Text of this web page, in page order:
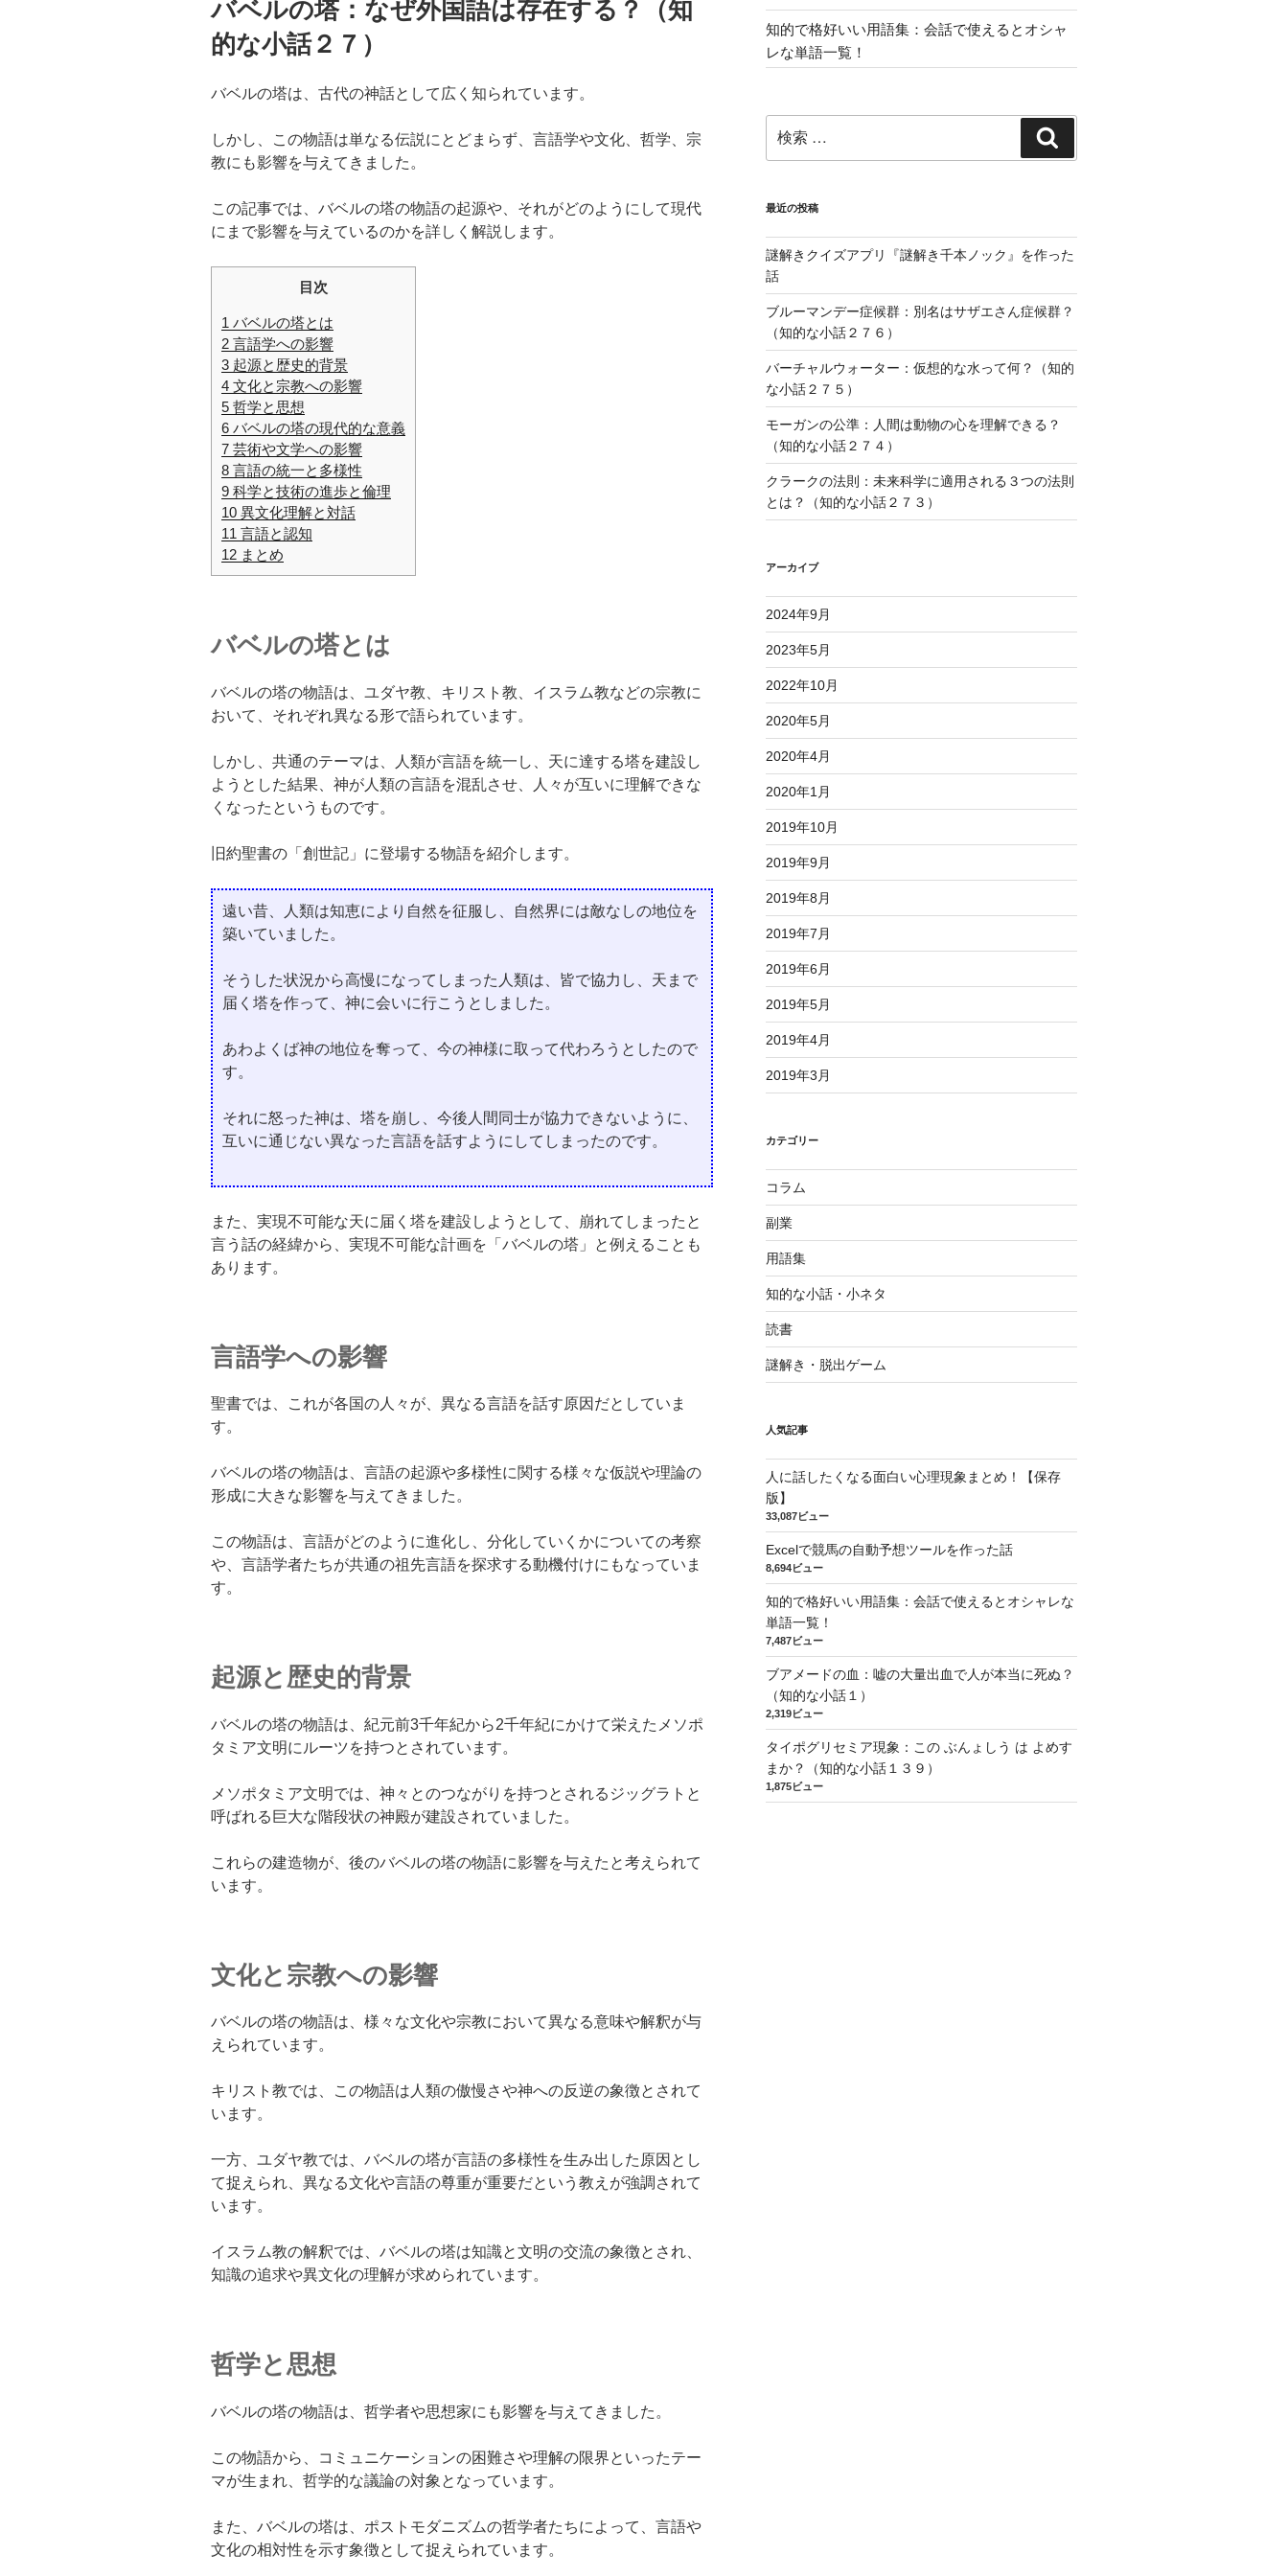
日:
バベルの塔：なぜ外国語は存在する？（知
的な小話２７）
バベルの塔は、古代の神話として広く知られています。
しかし、この物語は単なる伝説にとどまらず、言語学や文化、哲学、宗
教にも影響を与えてきました。
この記事では、バベルの塔の物語の起源や、それがどのようにして現代
にまで影響を与えているのかを詳しく解説します。
目次
1 バベルの塔とは
2 言語学への影響
3 起源と歴史的背景
4 文化と宗教への影響
5 哲学と思想
6 バベルの塔の現代的な意義
7 芸術や文学への影響
8 言語の統一と多様性
9 科学と技術の進歩と倫理
10 異文化理解と対話
11 言語と認知
12 まとめ
バベルの塔とは
バベルの塔の物語は、ユダヤ教、キリスト教、イスラム教などの宗教に
おいて、それぞれ異なる形で語られています。
しかし、共通のテーマは、人類が言語を統一し、天に達する塔を建設し
ようとした結果、神が人類の言語を混乱させ、人々が互いに理解できな
くなったというものです。
旧約聖書の「創世記」に登場する物語を紹介します。
遠い昔、人類は知恵により自然を征服し、自然界には敵なしの地位を
築いていました。
そうした状況から高慢になってしまった人類は、皆で協力し、天まで
届く塔を作って、神に会いに行こうとしました。
あわよくば神の地位を奪って、今の神様に取って代わろうとしたので
す。
それに怒った神は、塔を崩し、今後人間同士が協力できないように、
互いに通じない異なった言語を話すようにしてしまったのです。
また、実現不可能な天に届く塔を建設しようとして、崩れてしまったと
言う話の経緯から、実現不可能な計画を「バベルの塔」と例えることも
あります。
言語学への影響
聖書では、これが各国の人々が、異なる言語を話す原因だとしていま
す。
バベルの塔の物語は、言語の起源や多様性に関する様々な仮説や理論の
形成に大きな影響を与えてきました。
この物語は、言語がどのように進化し、分化していくかについての考察
や、言語学者たちが共通の祖先言語を探求する動機付けにもなっていま
す。
起源と歴史的背景
バベルの塔の物語は、紀元前3千年紀から2千年紀にかけて栄えたメソポ
タミア文明にルーツを持つとされています。
メソポタミア文明では、神々とのつながりを持つとされるジッグラトと
呼ばれる巨大な階段状の神殿が建設されていました。
これらの建造物が、後のバベルの塔の物語に影響を与えたと考えられて
います。
文化と宗教への影響
バベルの塔の物語は、様々な文化や宗教において異なる意味や解釈が与
えられています。
キリスト教では、この物語は人類の傲慢さや神への反逆の象徴とされて
います。
一方、ユダヤ教では、バベルの塔が言語の多様性を生み出した原因とし
て捉えられ、異なる文化や言語の尊重が重要だという教えが強調されて
います。
イスラム教の解釈では、バベルの塔は知識と文明の交流の象徴とされ、
知識の追求や異文化の理解が求められています。
哲学と思想
バベルの塔の物語は、哲学者や思想家にも影響を与えてきました。
この物語から、コミュニケーションの困難さや理解の限界といったテー
マが生まれ、哲学的な議論の対象となっています。
また、バベルの塔は、ポストモダニズムの哲学者たちによって、言語や
文化の相対性を示す象徴として捉えられています。
知的で格好いい用語集：会話で使えるとオシャ
レな単語一覧！
索:
索
最近の投稿
謎解きクイズアプリ『謎解き千本ノック』を作った
話
ブルーマンデー症候群：別名はサザエさん症候群？
（知的な小話２７６）
バーチャルウォーター：仮想的な水って何？（知的
な小話２７５）
モーガンの公準：人間は動物の心を理解できる？
（知的な小話２７４）
クラークの法則：未来科学に適用される３つの法則
とは？（知的な小話２７３）
アーカイブ
2024年9月
2023年5月
2022年10月
2020年5月
2020年4月
2020年1月
2019年10月
2019年9月
2019年8月
2019年7月
2019年6月
2019年5月
2019年4月
2019年3月
カテゴリー
コラム
副業
用語集
知的な小話・小ネタ
読書
謎解き・脱出ゲーム
人気記事
人に話したくなる面白い心理現象まとめ！【保存
版】
33,087ビュー
Excelで競馬の自動予想ツールを作った話
8,694ビュー
知的で格好いい用語集：会話で使えるとオシャレな
単語一覧！
7,487ビュー
ブアメードの血：嘘の大量出血で人が本当に死ぬ？
（知的な小話１）
2,319ビュー
タイポグリセミア現象：この ぶんょしう は よめす
まか？（知的な小話１３９）
1,875ビュー